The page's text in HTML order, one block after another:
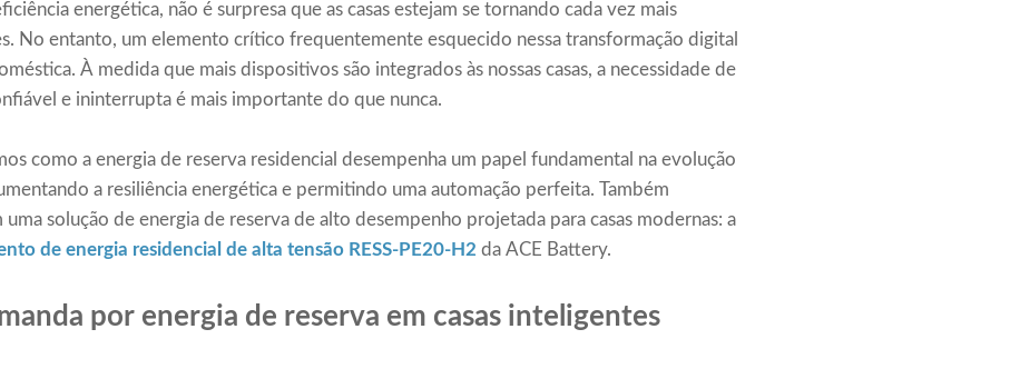
energética, não é surpresa que as casas estejam se tornando cada vez mais
No entanto, um elemento crítico frequentemente esquecido nessa transformação digital
À medida que mais dispositivos são integrados às nossas casas, a necessidade de
e ininterrupta é mais importante do que nunca.
como a energia de reserva residencial desempenha um papel fundamental na evolução
a resiliência energética e permitindo uma automação perfeita. Também
uma solução de energia de reserva de alto desempenho projetada para casas modernas: a
de energia residencial de alta tensão RESS-PE20-H2 da ACE Battery.
por energia de reserva em casas inteligentes